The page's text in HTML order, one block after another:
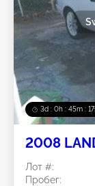
3d : 0h : 45m :
2008
Лот #:
Пробег: